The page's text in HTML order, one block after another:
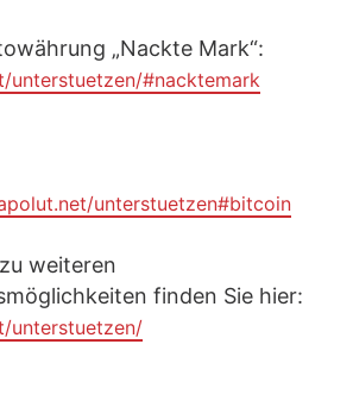
„Nackte Mark“:
unterstuetzen/#nacktemark
unterstuetzen#bitcoin
weiteren
finden Sie hier:
unterstuetzen/